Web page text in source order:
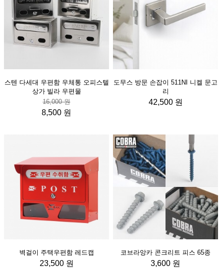
스텐 다세대 우편함 우체통 오피스텔
상가 빌라 우편물
16,000 원
8,500 원
도무스 방문 손잡이 511NI 니켈 문고
리
42,500 원
벽걸이 주택우편함 레드캡
23,500 원
코브라앙카 콘크리트 피스 65종
3,600 원